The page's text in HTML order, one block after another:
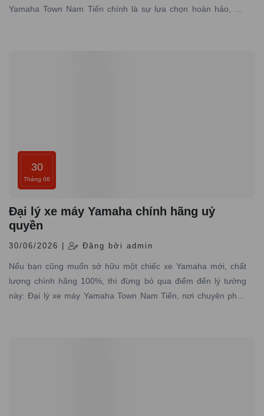
Yamaha Town Nam Tiến chính là sự lựa chọn hoàn hảo, nơi
30
Tháng 06
Đại lý xe máy Yamaha chính hãng uỷ
quyền
30/06/2026 | Đăng bởi admin
Nếu bạn cũng muốn sở hữu một chiếc xe Yamaha mới, chất
lượng chính hãng 100%, thì đừng bỏ qua điểm đến lý tưởng
này: Đại lý xe máy Yamaha Town Nam Tiến, nơi chuyên phân